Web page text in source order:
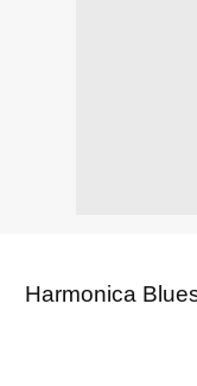
Harmonica